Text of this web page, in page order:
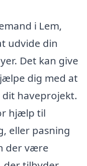
i Lem,
udvide din
Det kan give
dig med at
haveprojekt.
hjælp til
eller pasning
der være